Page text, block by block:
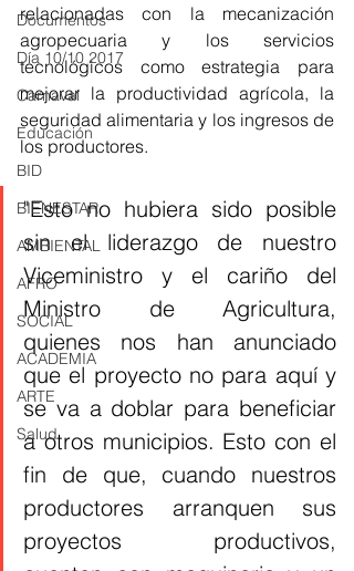
Documentos
Día 10/10 2017
Carnaval
Educación
BID
BIENESTAR
AMBIENTAL
AFRO
SOCIAL
ACADEMIA
ARTE
Salud
relacionadas con la mecanización
agropecuaria y los servicios
tecnológicos como estrategia para
mejorar la productividad agrícola, la
seguridad alimentaria y los ingresos de
los productores.
"Esto no hubiera sido posible
sin el liderazgo de nuestro
Viceministro y el cariño del
Ministro de Agricultura,
quienes nos han anunciado
que el proyecto no para aquí y
se va a doblar para beneficiar
a otros municipios. Esto con el
fin de que, cuando nuestros
productores arranquen sus
proyectos productivos,